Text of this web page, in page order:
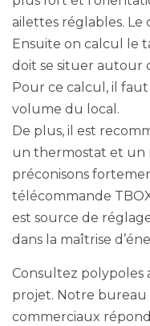
ailettes réglables. Le
Ensuite on calcul le
doit se situer autour
Pour ce calcul, il faut
volume du local.
De plus, il est
un thermostat et un
préconisons
télécommande
est source de
dans la maîtrise
Consultez polypoles
projet. Notre bureau
commerciaux